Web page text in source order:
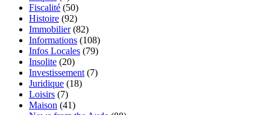
Fiscalité (50)
Histoire (92)
Immobilier(82)
Informations (108)
Infos Locales (79)
Insolite (20)
Investissement (7)
Juridique (18)
Loisirs (7)
Maison (41)